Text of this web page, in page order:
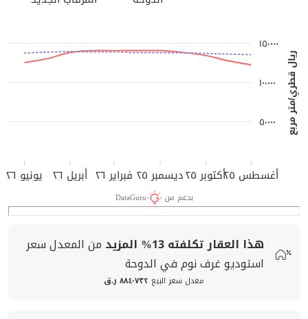
أغسطس ٢٥ أكتوبر ٢٥ ديسمبر ٢٥ فبراير ٢٦ أبريل ٢٦ يونيو ٢٦
ريال قطري/متر مربع ٥٬٠٠٠
١٠٬٠٠٠
١٥٬٠٠٠
بدعم من DataGuru
هذا العقار تكلفته13% المزيد من المعدلسعر
استوديو غرف نوم في الدوحة
معدل سعر البيع ٨٨٤٬٧٣٢ ر.ق